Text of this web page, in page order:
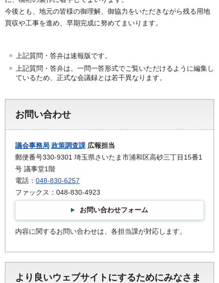
今後とも、地元の皆様の御理解、御協力をいただきながら残る用地
買収や工事を進め、早期完成に努めてまいります。
上記質問・答弁は速報版です。
上記質問・答弁は、一問一答形式でご覧いただけるように編集し
ているため、正式な会議録とは若干異なります。
お問い合わせ
議会事務局 政策調査課 広報担当
郵便番号330-9301 埼玉県さいたま市浦和区高砂三丁目15番1
号 議事堂1階
電話： 048-830-6257
ファックス：048-830-4923
お問い合わせフォーム
内容に関するお問い合わせは、各担当課が対応します。
より良いウェブサイトにするためにみなさま